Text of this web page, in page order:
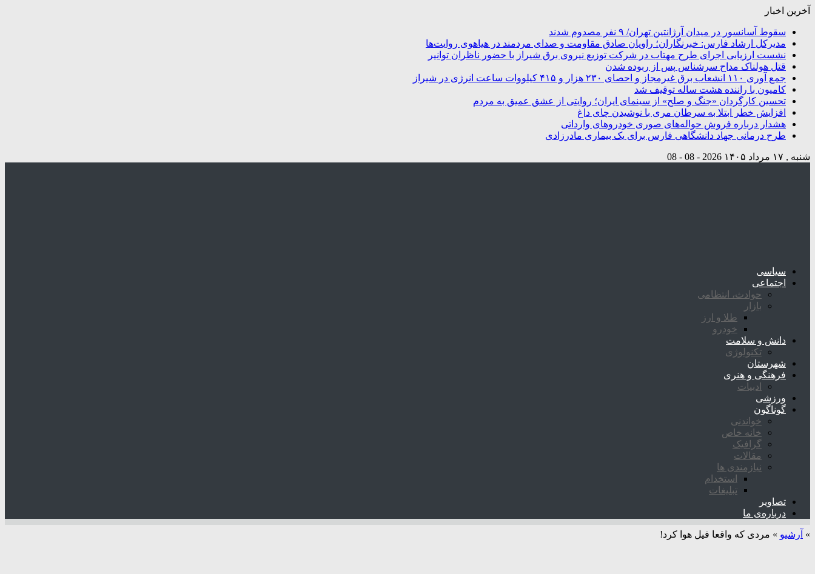
آخرین اخبار
سقوط آسانسور در میدان آرژانتین تهران/ ۹ نفر مصدوم شدند
مدیرکل ارشاد فارس: خبرنگاران؛ راویان صادق مقاومت و صدای مردمند در هیاهوی روایت‌ها
نشست ارزیابی اجرای طرح مهتاب در شرکت توزیع نیروی برق شیراز با حضور ناظران توانیر
قتل هولناک مداح سرشناس پس از ربوده شدن
جمع آوری ۱۱۰ انشعاب برق غیرمجاز و احصای ۲۳۰ هزار و ۴۱۵ کیلووات ساعت انرژی در شیراز
کامیون با راننده هشت ساله توقیف شد
تحسین کارگردان «جنگ و صلح» از سینمای ایران؛ روایتی از عشق عمیق به مردم
افزایش خطر ابتلا به سرطان مری با نوشیدن چای داغ
هشدار درباره فروش حواله‌های صوری خودروهای وارداتی
طرح درمانی جهاد دانشگاهی فارس برای یک بیماری مادرزادی
شنبه , ۱۷ مرداد ۱۴۰۵ 2026 - 08 - 08
سیاسی
اجتماعی
حوادث، انتظامی
بازار
طلا و ارز
خودرو
دانش و سلامت
تکنولوژی
شهرستان
فرهنگی و هنری
ادبیات
ورزشی
گوناگون
خواندنی
خانه خاص
گرافیک
مقالات
نیازمندی ها
استخدام
تبلیغات
تصاویر
درباره‌ی ما
» آرشیو » مردی که واقعا فیل هوا کرد!